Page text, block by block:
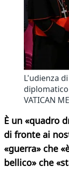
L'udienza
VATICAN
È un «quadro
di fronte ai
«guerra» che
bellico» che